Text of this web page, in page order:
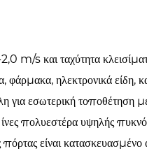
m/s και ταχύτητα
ηλεκτρονικά είδη,
για εσωτερική τοποθέτηση
πολυεστέρα υψηλής
είναι